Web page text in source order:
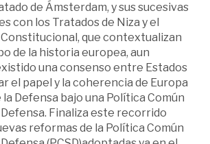
de Ámsterdam, y sus sucesivas
con los Tratados de Niza y el
que contextualizan
de la historia europea, aun
una consenso entre Estados
el papel y la coherencia de Europa
Defensa bajo una Política Común
Finaliza este recorrido
reformas de la Política Común